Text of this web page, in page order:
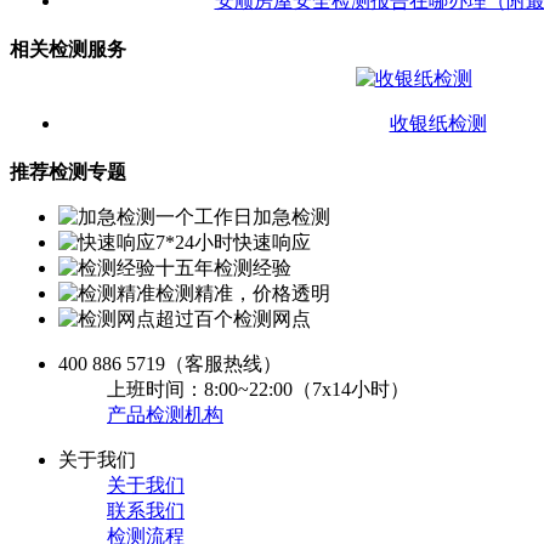
相关检测服务
收银纸检测
推荐检测专题
一个工作日加急检测
7*24小时快速响应
十五年检测经验
检测精准，价格透明
超过百个检测网点
400 886 5719 （客服热线）
上班时间：8:00~22:00（7x14小时）
产品检测机构
关于我们
关于我们
联系我们
检测流程